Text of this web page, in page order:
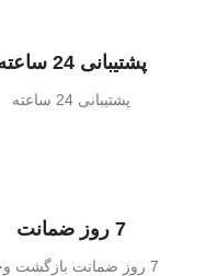
پشتیبانی 24 ساعته
پشتیبانی 24 ساعته
7 روز ضمانت
7 روز ضمانت بازگشت وجه